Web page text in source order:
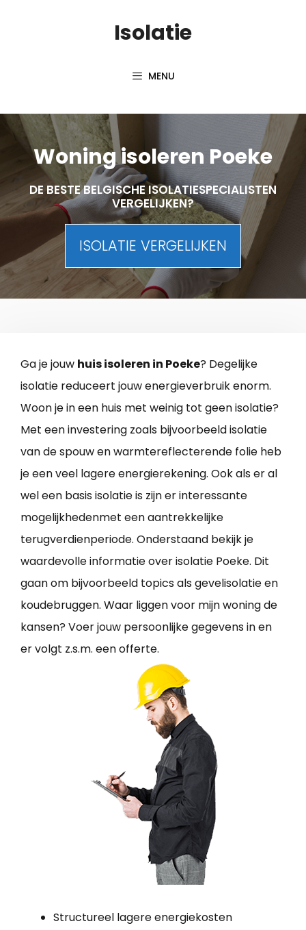
Isolatie
MENU
Woning isoleren Poeke
DE BESTE BELGISCHE ISOLATIESPECIALISTEN
VERGELIJKEN?
ISOLATIE VERGELIJKEN
Ga je jouw huis isoleren in Poeke? Degelijke
isolatie reduceert jouw energieverbruik enorm.
Woon je in een huis met weinig tot geen isolatie?
Met een investering zoals bijvoorbeeld isolatie
van de spouw en warmtereflecterende folie heb
je een veel lagere energierekening. Ook als er al
wel een basis isolatie is zijn er interessante
mogelijkhedenmet een aantrekkelijke
terugverdienperiode. Onderstaand bekijk je
waardevolle informatie over isolatie Poeke. Dit
gaan om bijvoorbeeld topics als gevelisolatie en
koudebruggen. Waar liggen voor mijn woning de
kansen? Voer jouw persoonlijke gegevens in en
er volgt z.s.m. een offerte.
Structureel lagere energiekosten